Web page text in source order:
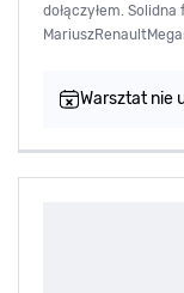
dołączyłem.
Warsztat nie